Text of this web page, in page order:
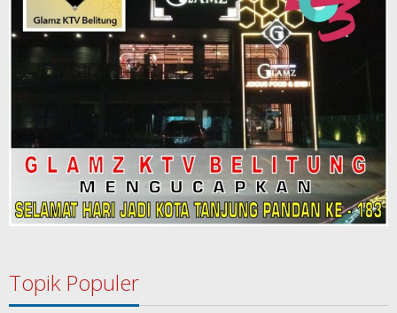
Topik Populer